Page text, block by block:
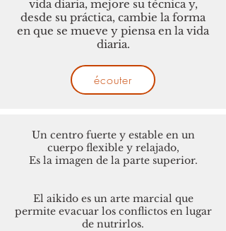
vida diaria, mejore su técnica y,
desde su práctica, cambie la forma
en que se mueve y piensa en la vida
diaria.
écouter
Un centro fuerte y estable en un
cuerpo flexible y relajado,
Es la imagen de la parte superior.
El aikido es un arte marcial que
permite evacuar los conflictos en lugar
de nutrirlos.